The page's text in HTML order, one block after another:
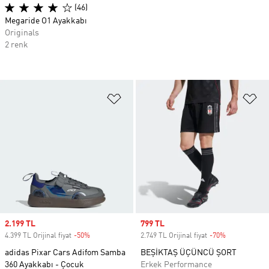
Favori Listesine Ekle
Sale price
2.199 TL
4.399 TL Orijinal fiyat -50%
adidas Pixar Cars Adifom Samba
360 Ayakkabı - Çocuk
Sale price
799 TL
2.749 TL Orijinal fiyat -70%
BEŞİKTAŞ ÜÇÜNCÜ ŞORT
Erkek Performance
(46)
Megaride O1 Ayakkabı
Originals
2 renk